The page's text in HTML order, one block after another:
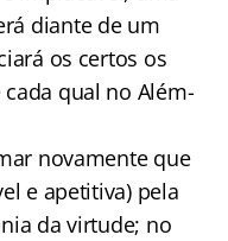
diante de um
os certos os
qual no Além-
novamente que
e apetitiva) pela
da virtude; no